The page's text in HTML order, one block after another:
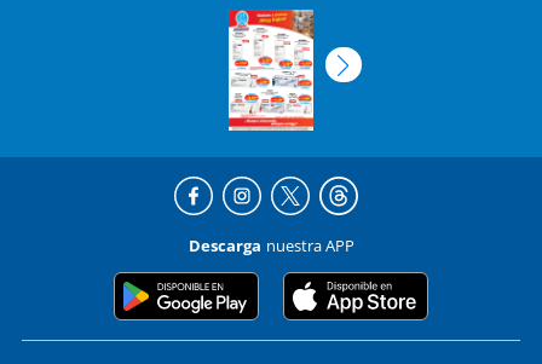
Descarga nuestra APP